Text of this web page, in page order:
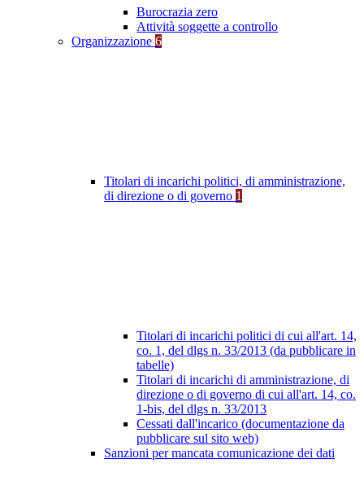
Burocrazia zero
Attività soggette a controllo
Organizzazione 6
Titolari di incarichi politici, di amministrazione,
di direzione o di governo 1
Titolari di incarichi politici di cui all'art. 14,
co. 1, del dlgs n. 33/2013 (da pubblicare in
tabelle)
Titolari di incarichi di amministrazione, di
direzione o di governo di cui all'art. 14, co.
1-bis, del dlgs n. 33/2013
Cessati dall'incarico (documentazione da
pubblicare sul sito web)
Sanzioni per mancata comunicazione dei dati